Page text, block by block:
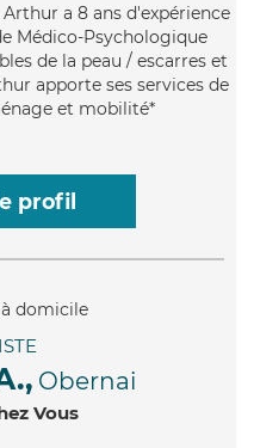
a 8 ans d'expérience
Médico-Psychologique
de la peau / escarres et
apporte ses services de
et mobilité*
profil
Obernai
Vous